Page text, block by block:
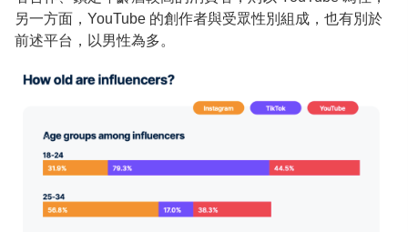
另一方面，YouTube 的創作者與受眾性別組成，也有別於
前述平台，以男性為多。